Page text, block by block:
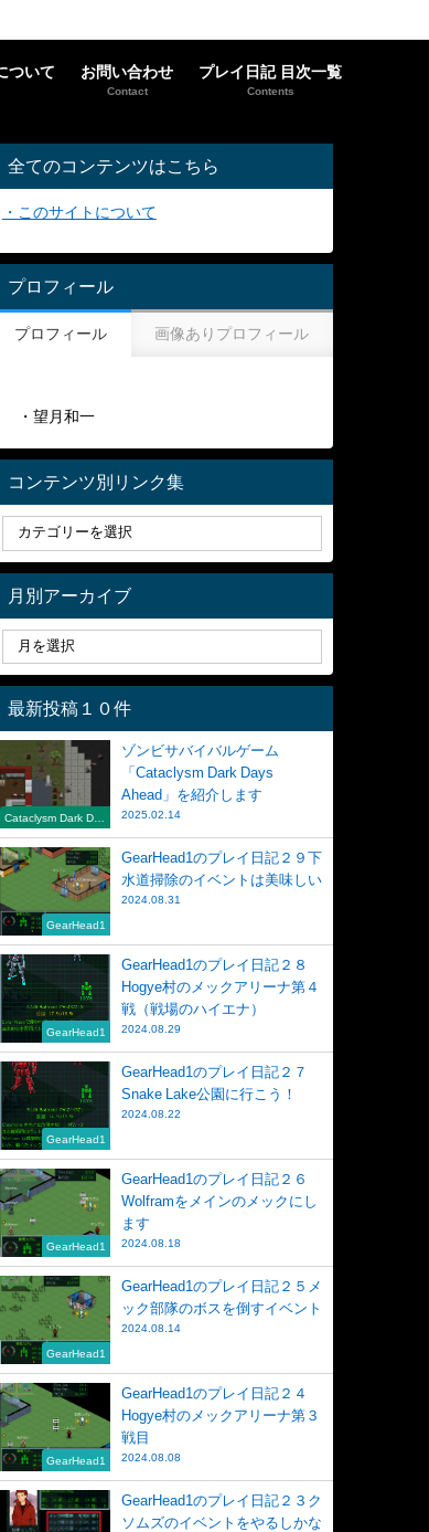
ついて お問い合わせ
Contact
プレイ日記 目次一覧
Contents
全てのコンテンツはこちら
・このサイトについて
プロフィール
プロフィール 画像ありプロフィール
・望月和一
コンテンツ別リンク集
月別アーカイブ
最新投稿１０件
Cataclysm Dark Day
s Ahead
ゾンビサバイバルゲーム
「Cataclysm Dark Days
Ahead」を紹介します
2025.02.14
GearHead1
GearHead1のプレイ日記２９下
水道掃除のイベントは美味しい
2024.08.31
GearHead1
GearHead1のプレイ日記２８
Hogye村のメックアリーナ第４
戦（戦場のハイエナ）
2024.08.29
GearHead1
GearHead1のプレイ日記２７
Snake Lake公園に行こう！
2024.08.22
GearHead1
GearHead1のプレイ日記２６
Wolframをメインのメックにし
ます
2024.08.18
GearHead1
GearHead1のプレイ日記２５メ
ック部隊のボスを倒すイベント
2024.08.14
GearHead1
GearHead1のプレイ日記２４
Hogye村のメックアリーナ第３
戦目
2024.08.08
GearHead1のプレイ日記２３ク
ソムズのイベントをやるしかな